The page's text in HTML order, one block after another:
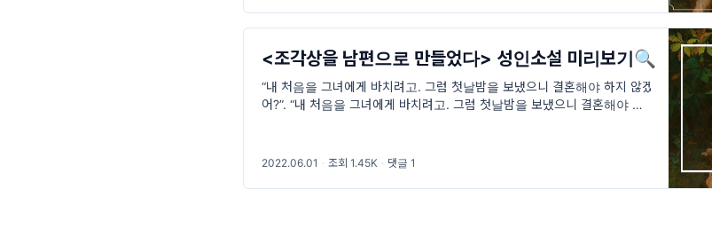
<조각상을 남편으로 만들었다> 성인소설 미리보기🔍
“내 처음을 그녀에게 바치려고. 그럼 첫날밤을 보냈으니 결혼해야 하지 않겠
어?”. “내 처음을 그녀에게 바치려고. 그럼 첫날밤을 보냈으니 결혼해야 하지
2022.06.01 · 조회 1.45K · 댓글 1